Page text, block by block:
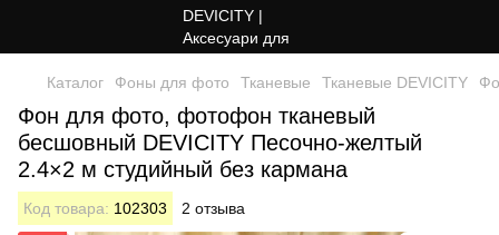
Каталог Фоны для фото Тканевые Тканевые DEVICITY
Фон для фото, фотофон тканевый
бесшовный DEVICITY Песочно-желтый
2.4×2 м студийный без кармана
Код товара: 102303 2 отзыва